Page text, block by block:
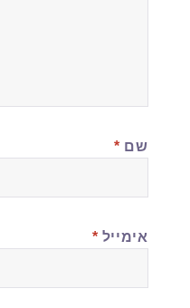
שם *
אימייל *